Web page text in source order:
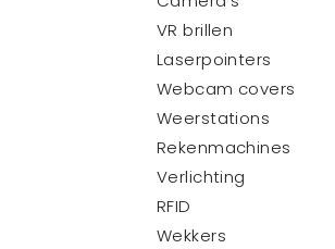
VR brillen
Laserpointers
Webcam covers
Weerstations
Rekenmachines
Verlichting
RFID
Wekkers